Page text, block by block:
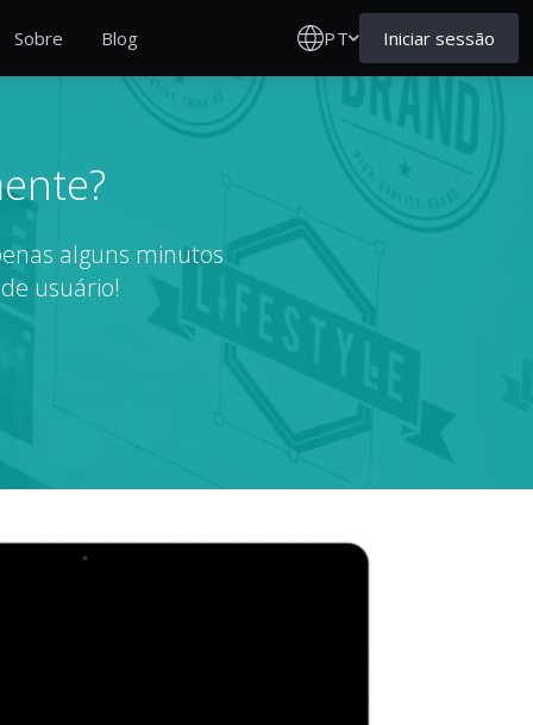
Sobre Blog PT Iniciar sessão
alguns minutos
usuário!